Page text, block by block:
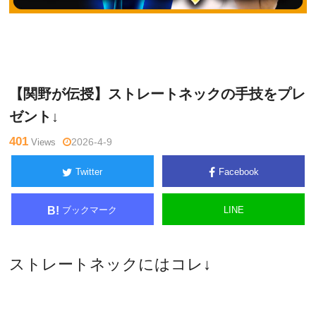
【関野が伝授】ストレートネックの手技をプレ
ゼント↓
401 Views 2026-4-9
Twitter Facebook
B! ブックマーク LINE
ストレートネックにはコレ↓